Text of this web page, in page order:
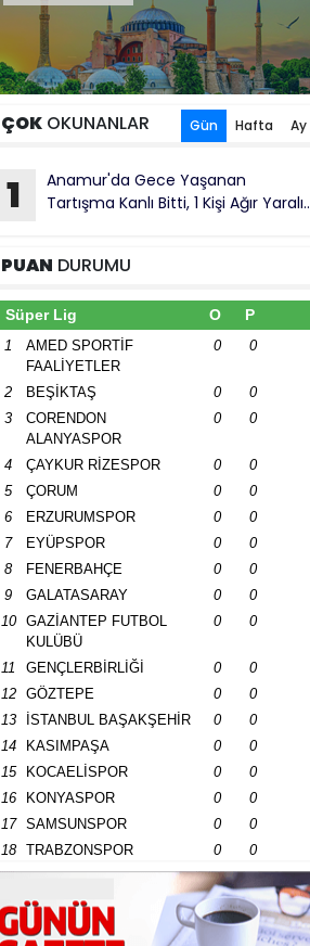
ÇOK OKUNANLAR Gün Hafta Ay
1
Anamur'da Gece Yaşanan
Tartışma Kanlı Bitti, 1 Kişi Ağır Yaralı..
PUAN DURUMU
Süper Lig O P
1
AMED SPORTİF
FAALİYETLER
0 0
2 BEŞİKTAŞ 0
0
3
CORENDON
ALANYASPOR
0 0
4 ÇAYKUR RİZESPOR 0
0
5
ÇORUM 0
0
6
ERZURUMSPOR 0
0
7
EYÜPSPOR 0
0
8
FENERBAHÇE 0
0
9
GALATASARAY 0
0
10
GAZİANTEP FUTBOL
KULÜBÜ
0 0
11 GENÇLERBİRLİĞİ 0
0
12
GÖZTEPE 0
0
13
İSTANBUL BAŞAKŞEHİR 0
0
14
KASIMPAŞA 0
0
15
KOCAELİSPOR 0
0
16
KONYASPOR 0
0
17
SAMSUNSPOR 0
0
18
TRABZONSPOR 0 0